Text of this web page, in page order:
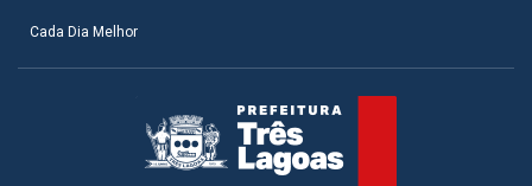
Cada Dia Melhor